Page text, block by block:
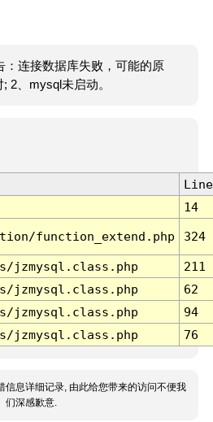
：连接数据库失败，可能的原
2、mysql未启动。
Line
14
function_extend.php 324
jzmysql.class.php
211
jzmysql.class.php
62
jzmysql.class.php
94
jzmysql.class.php 76
信息详细记录, 由此给您带来的访问不便我
们深感歉意.